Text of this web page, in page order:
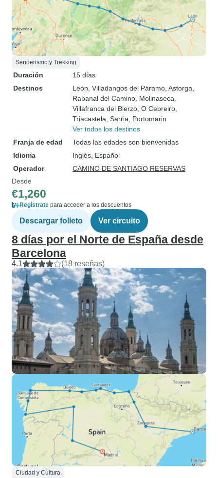
Senderismo y Trekking
Duración
15 días
Destinos
León , Villadangos del Páramo , Astorga
Rabanal del Camino , Molinaseca
Villafranca del Bierzo , O Cebreiro
Triacastela , Sarria , Portomarin
Ver todos los destinos
Franja de edad
Todas las edades son bienvenidas
Idioma
Inglés, Español
Operador
CAMINO DE SANTIAGO RESERVAS
Desde
€1,260
Regístrate para acceder a los descuentos
Descargar folleto Ver circuito
8 días por el Norte de España desde
Barcelona
4.1 (18 reseñas)
Ciudad y Cultura